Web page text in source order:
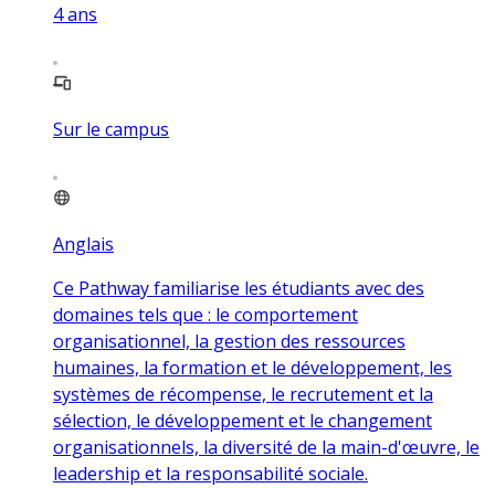
4ans
Sur le campus
Anglais
Ce Pathway familiarise les étudiants avec des
domaines tels que : le comportement
organisationnel, la gestion des ressources
humaines, la formation et le développement, les
systèmes de récompense, le recrutement et la
sélection, le développement et le changement
organisationnels, la diversité de la main-d'œuvre, le
leadership et la responsabilité sociale.